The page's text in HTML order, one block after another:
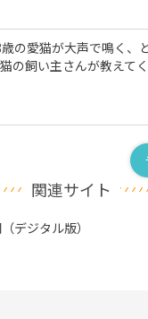
の愛猫が大声で鳴く、
の飼い主さんが教えて
関連サイト
デジタル版）